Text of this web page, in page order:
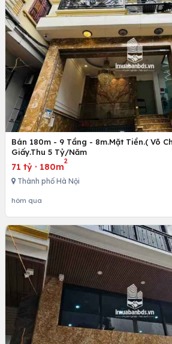
Bán 180m - 9 Tầng - 8m.Mặt Tiền.( Võ
Giấy.Thu 5 Tỷ/Năm
71 tỷ · 180m
2
Thành phố Hà Nội
hôm qua